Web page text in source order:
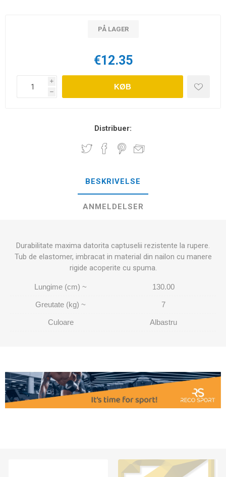
PÅ LAGER
€12.35
i
h
KØB
Distribuer:
BESKRIVELSE
ANMELDELSER
Durabilitate maxima datorita captuselii rezistente la rupere.
Tub de elastomer, imbracat in material din nailon cu manere
rigide acoperite cu spuma.
Lungime (cm) ~ 130.00
Greutate (kg) ~ 7
Culoare Albastru